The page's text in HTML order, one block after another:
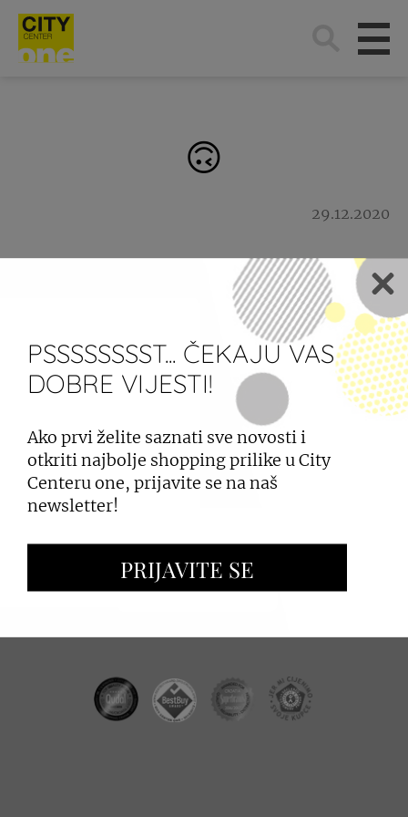
🙃
29.12.2020
Newsletter
Želim primati newsletter City
Centera one.
PRIJAVI SE
ZAKUP PROSTORA
OGLAŠAVANJE I PROMOCIJE
PSSSSSSSST... ČEKAJU VAS
DOBRE VIJESTI!
Ako prvi želite saznati sve novosti i
otkriti najbolje shopping prilike u City
Centeru one, prijavite se na naš
newsletter!
PRIJAVITE SE